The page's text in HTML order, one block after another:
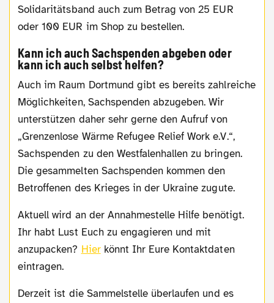
Solidaritätsband auch zum Betrag von 25 EUR
oder 100 EUR im Shop zu bestellen.
Kann ich auch Sachspenden abgeben oder
kann ich auch selbst helfen?
Auch im Raum Dortmund gibt es bereits zahlreiche
Möglichkeiten, Sachspenden abzugeben. Wir
unterstützen daher sehr gerne den Aufruf von
„Grenzenlose Wärme Refugee Relief Work e.V.“,
Sachspenden zu den Westfalenhallen zu bringen.
Die gesammelten Sachspenden kommen den
Betroffenen des Krieges in der Ukraine zugute.
Aktuell wird an der Annahmestelle Hilfe benötigt.
Ihr habt Lust Euch zu engagieren und mit
anzupacken? Hierkönnt Ihr Eure Kontaktdaten
eintragen.
Derzeit ist die Sammelstelle überlaufen und es